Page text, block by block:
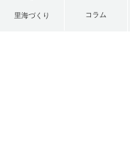
里海づくり コラム